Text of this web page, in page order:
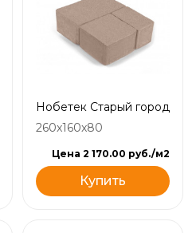
Нобетек Старый город
260x160x80
Цена 2 170.00 руб./м2
Купить